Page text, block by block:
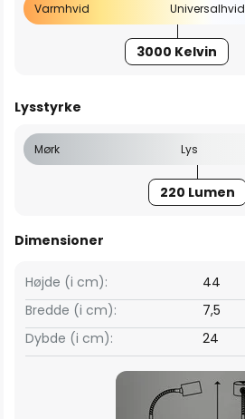
Varmhvid Universalhvid
3000 Kelvin
Lysstyrke
Mørk Lys
220 Lumen
Dimensioner
Bredde (i cm): 7,5
Højde (i cm): 44
Dybde (i cm): 24